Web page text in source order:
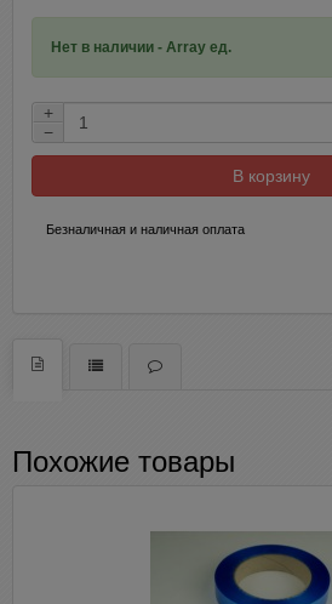
Нет в наличии - Array ед.
+
−
В корзину
Безналичная и наличная оплата
Похожие товары